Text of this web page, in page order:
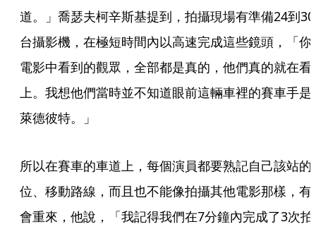
道。」喬瑟夫柯辛斯基提到，拍攝現場有準備24到30
台攝影機，在極短時間內以高速完成這些鏡頭，「你
電影中看到的觀眾，全部都是真的，他們真的就在看
上。我想他們當時並不知道眼前這輛車裡的賽車手是
萊德彼特。」
所以在賽車的車道上，每個演員都要熟記自己該站的
位、移動路線，而且也不能像拍攝其他電影那樣，有
會重來，他說，「我記得我們在7分鐘內完成了3次拍